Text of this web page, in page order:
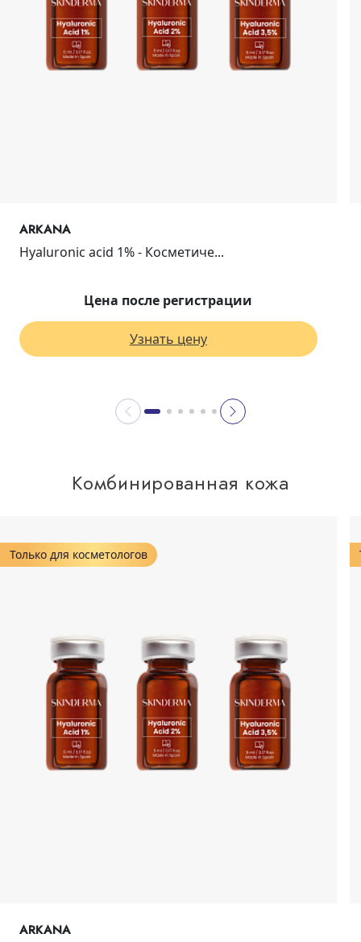
ARKANA
Hyaluronic acid 1% - Косметиче...
Цена после регистрации
Узнать цену
Комбинированная кожа
Только для косметологов
ARKANA